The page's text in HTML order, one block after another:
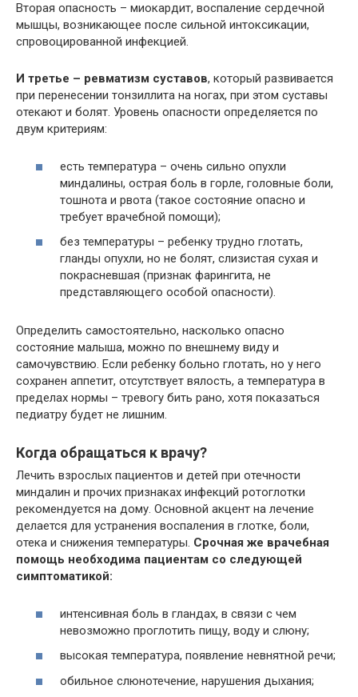
Вторая опасность – миокардит, воспаление сердечной
мышцы, возникающее после сильной интоксикации,
спровоцированной инфекцией.
И третье – ревматизм суставов, который развивается
при перенесении тонзиллита на ногах, при этом суставы
отекают и болят. Уровень опасности определяется по
двум критериям:
есть температура – очень сильно опухли
миндалины, острая боль в горле, головные боли,
тошнота и рвота (такое состояние опасно и
требует врачебной помощи);
без температуры – ребенку трудно глотать,
гланды опухли, но не болят, слизистая сухая и
покрасневшая (признак фарингита, не
представляющего особой опасности).
Определить самостоятельно, насколько опасно
состояние малыша, можно по внешнему виду и
самочувствию. Если ребенку больно глотать, но у него
сохранен аппетит, отсутствует вялость, а температура в
пределах нормы – тревогу бить рано, хотя показаться
педиатру будет не лишним.
Когда обращаться к врачу?
Лечить взрослых пациентов и детей при отечности
миндалин и прочих признаках инфекций ротоглотки
рекомендуется на дому. Основной акцент на лечение
делается для устранения воспаления в глотке, боли,
отека и снижения температуры. Срочная же врачебная
помощь необходима пациентам со следующей
симптоматикой:
интенсивная боль в гландах, в связи с чем
невозможно проглотить пищу, воду и слюну;
высокая температура, появление невнятной речи;
обильное слюнотечение, нарушения дыхания;